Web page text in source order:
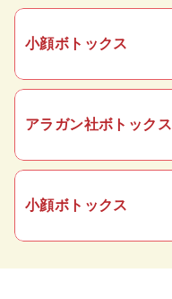
小顔ボトックス
アラガン社ボトックス
小顔ボトックス